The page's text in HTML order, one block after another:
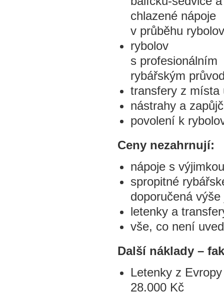
chlazené nápoje
v průběhu
rybolov
s profesionálním
rybářským
transfery z místa
nástrahy a
povolení k
Ceny nezahrnují:
nápoje s
spropitné
doporučená
letenky a
vše, co není
Další náklady –
Letenky z
28.000 Kč